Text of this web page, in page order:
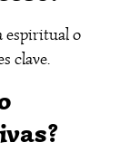
espiritual o
clave.